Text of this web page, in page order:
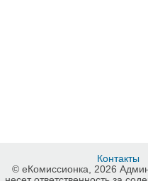
Контакты
© еКомиссионка, 2026